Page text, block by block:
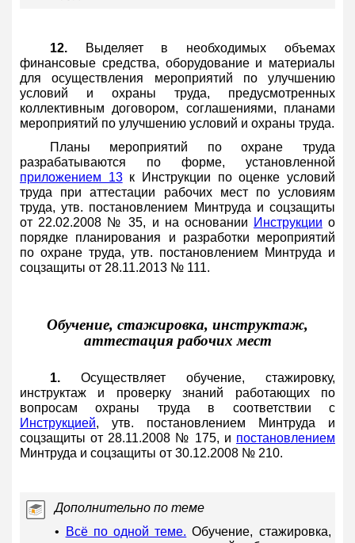
12.Выделяет в необходимых объемах
финансовые средства, оборудование и материалы
для осуществления мероприятий по улучшению
условий и охраны труда, предусмотренных
коллективным договором, соглашениями, планами
мероприятий по улучшению условий и охраны труда.
Планы мероприятий по охране труда
разрабатываются по форме, установленной
приложением 13к Инструкции по оценке условий
труда при аттестации рабочих мест по условиям
труда, утв. постановлением Минтруда и соцзащиты
от 22.02.2008 № 35, и на основании Инструкции о
порядке планирования и разработки мероприятий
по охране труда, утв. постановлением Минтруда и
соцзащиты от 28.11.2013 № 111.
Обучение, стажировка, инструктаж,
аттестация рабочих мест
1.Осуществляет обучение, стажировку,
инструктаж и проверку знаний работающих по
вопросам охраны труда в соответствии с
Инструкцией, утв. постановлением Минтруда и
соцзащиты от 28.11.2008 № 175, и постановлением
Минтруда и соцзащиты от 30.12.2008 № 210.
Дополнительно по теме
•
Всё по одной теме. Обучение, стажировка,